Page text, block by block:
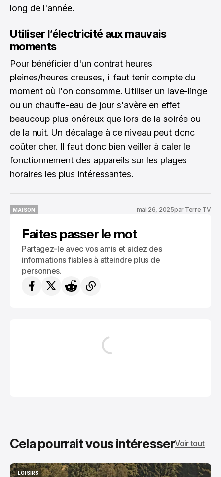
long de l'année.
Utiliser l’électricité aux mauvais
moments
Pour bénéficier d'un contrat heures
pleines/heures creuses, il faut tenir compte du
moment où l'on consomme. Utiliser un lave-linge
ou un chauffe-eau de jour s'avère en effet
beaucoup plus onéreux que lors de la soirée ou
de la nuit. Un décalage à ce niveau peut donc
coûter cher. Il faut donc bien veiller à caler le
fonctionnement des appareils sur les plages
horaires les plus intéressantes.
MAISON
mai 26, 2025par Terre TV
Faites passer le mot
Partagez-le avec vos amis et aidez des
informations fiables à atteindre plus de
personnes.
Cela pourrait vous intéresserVoir tout
LOISIRS